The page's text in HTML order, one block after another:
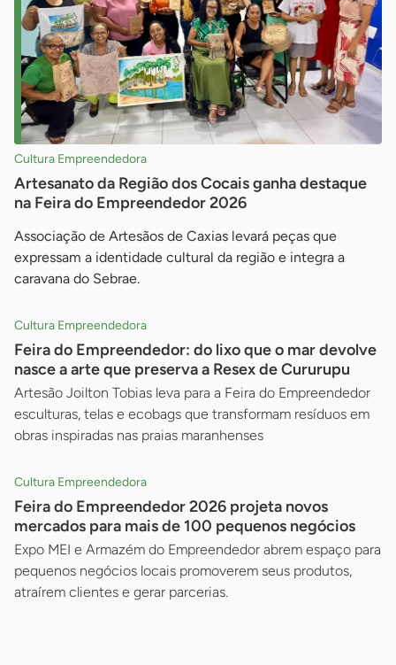
Cultura Empreendedora
Artesanato da Região dos Cocais ganha destaque
na Feira do Empreendedor 2026
Associação de Artesãos de Caxias levará peças que
expressam a identidade cultural da região e integra a
caravana do Sebrae.
Cultura Empreendedora
Feira do Empreendedor: do lixo que o mar devolve
nasce a arte que preserva a Resex de Cururupu
Artesão Joilton Tobias leva para a Feira do Empreendedor
esculturas, telas e ecobags que transformam resíduos em
obras inspiradas nas praias maranhenses
Cultura Empreendedora
Feira do Empreendedor 2026 projeta novos
mercados para mais de 100 pequenos negócios
Expo MEI e Armazém do Empreendedor abrem espaço para
pequenos negócios locais promoverem seus produtos,
atraírem clientes e gerar parcerias.